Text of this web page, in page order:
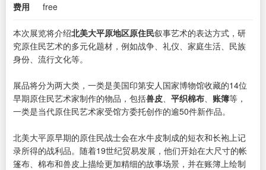
费用
free
本次展览将介绍北美大平原地区原住民叙事艺术的表达方式，研
究原住民艺术的多元化题材，例如战争、礼仪、家庭生活、民族
身份、流行文化等。
展品将分为两大类，一类是美国印第安人国家博物馆收藏的14位
早期原住民艺术家制作的物品，包括兽皮、 平织棉布、 账簿等，
一类是当代原住民艺术家受馆方委托创作的逾50件新作品。
北美大平原早期的原住民战士会在水牛皮制成的短衣和长袍上记
录所得的战利品。随着19世纪贸易发展，他们开始在大尺寸的帐
篷布、棉布和兽皮上描绘更加精细的故事场景，并在账簿上绘制